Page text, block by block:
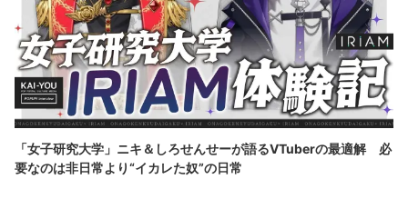
「女子研究大学」ニキ＆しろせんせーが語るVTuberの最適解 必
要なのは非日常より“イカレた奴”の日常